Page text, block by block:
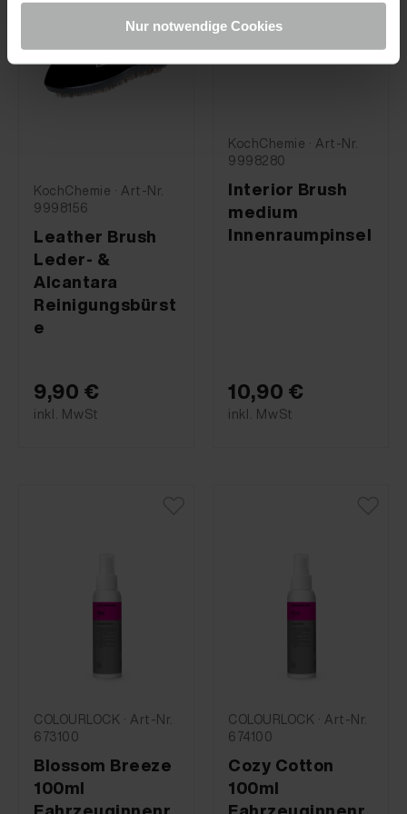
Nur notwendige Cookies
KochChemie · Art-Nr.
9998156
Leather Brush
Leder- &
Alcantara
Reinigungsbürst
e
9,90 €
inkl. MwSt
KochChemie · Art-Nr.
9998280
Interior Brush
medium
Innenraumpinsel
10,90 €
inkl. MwSt
COLOURLOCK · Art-Nr.
673100
Blossom Breeze
100ml
COLOURLOCK · Art-Nr.
674100
Cozy Cotton
100ml